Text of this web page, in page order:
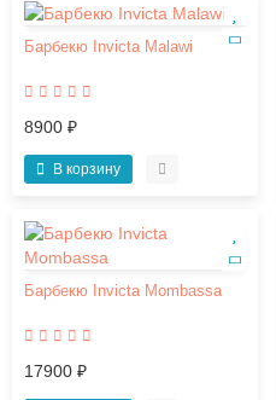
Барбекю Invicta Malawi
8900 ₽
В корзину
Барбекю Invicta Mombassa
17900 ₽